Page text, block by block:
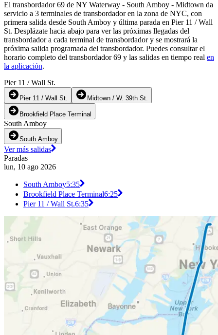
El transbordador 69 de NY Waterway - South Amboy - Midtown da
servicio a 3 terminales de transbordador en la zona de NYC, con
primera salida desde South Amboy y última parada en Pier 11 / Wall
St. Desplázate hacia abajo para ver las próximas llegadas del
transbordador a cada terminal de transbordador y se mostrará la
próxima salida programada del transbordador. Puedes consultar el
horario completo del transbordador 69 y las salidas en tiempo real en
la aplicación.
Pier 11 / Wall St.
Pier 11 / Wall St. Midtown / W. 39th St.
Brookfield Place Terminal
South Amboy
South Amboy
Ver más salidas
Paradas
lun, 10 ago 2026
South Amboy5:35
Brookfield Place Terminal6:25
Pier 11 / Wall St.6:35